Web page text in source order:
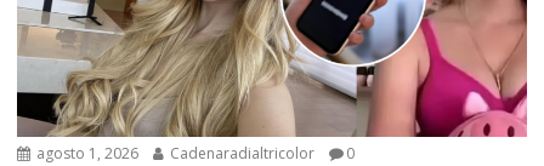
agosto 1, 2026 Cadenaradialtricolor 0